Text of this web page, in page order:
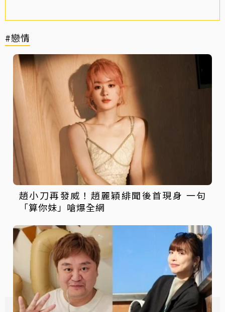
#戀情
趙小刀再發威！趙麗穎緋聞後首現身 一句
「算你妹」嗆爆全網